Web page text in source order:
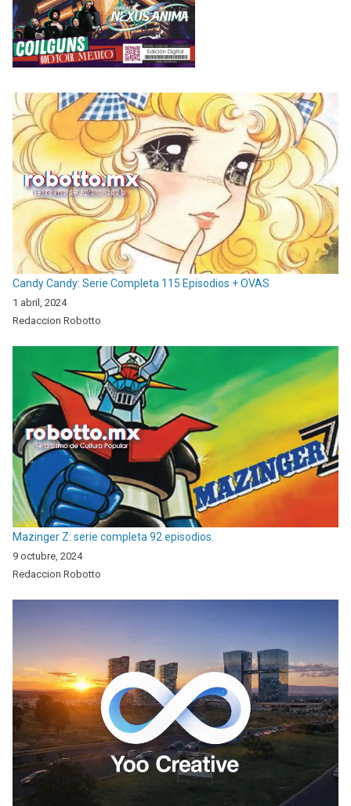
Candy Candy: Serie Completa 115 Episodios + OVAS
1 abril, 2024
Redaccion Robotto
Mazinger Z: serie completa 92 episodios.
9 octubre, 2024
Redaccion Robotto